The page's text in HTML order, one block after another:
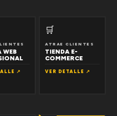
WEB
↗
🛒
ATRAE CLIENTES
TIENDA E-
COMMERCE
VER DETALLE ↗